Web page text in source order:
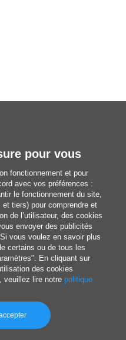
pour vous
fonctionnement et pour
avec vos préférences :
le fonctionnement du site,
tiers) pour comprendre et
de l’utilisateur, des cookies
envoyer des publicités
vous voulez en savoir plus
certains ou de tous les
En cliquant sur
des cookies
veuillez lire notre politique